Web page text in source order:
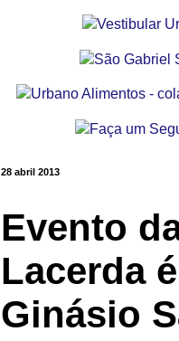
28 abril 2013
Evento
Lacerda
Ginásio